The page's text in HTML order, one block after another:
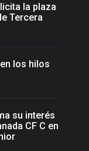
la plaza
Tercera
los hilos
su interés
CF C en